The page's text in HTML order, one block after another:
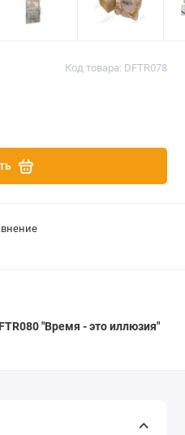
Код товара: DFTR078
"Время - это иллюзия"